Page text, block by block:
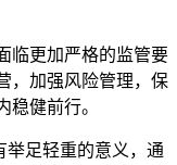
临更加严格的监管要
，加强风险管理，保
稳健前行。
举足轻重的意义，通